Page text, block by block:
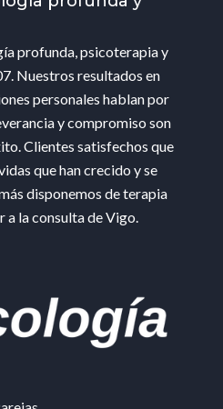
profunda, psicoterapia y
Nuestros resultados en
personales hablan por
y compromiso son
Clientes satisfechos que
que han crecido y se
disponemos de terapia
a la consulta de Vigo.